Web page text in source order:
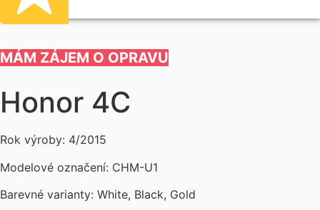
MÁM ZÁJEM O OPRAVU
Honor 4C
Rok výroby: 4/2015
Modelové označení: CHM-U1
Barevné varianty: White, Black, Gold